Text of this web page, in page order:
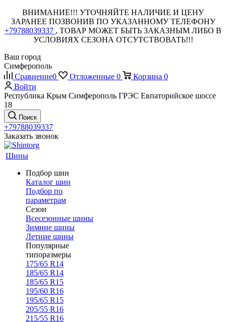
ВНИМАНИЕ!!! УТОЧНЯЙТЕ НАЛИЧИЕ И ЦЕНУ
ЗАРАНЕЕ ПОЗВОНИВ ПО УКАЗАННОМУ ТЕЛЕФОНУ
+79788039337 , ТОВАР МОЖЕТ БЫТЬ ЗАКАЗНЫМ ЛИБО В
УСЛОВИЯХ СЕЗОНА ОТСУТСТВОВАТЬ!!!
Ваш город
Симферополь
Сравнение0 Отложенные 0 Корзина 0
Войти
Республика Крым Симферополь ГРЭС Евпаторийское шоссе
18
Поиск
+79788039337
Заказать звонок
Шины
Подбор шин
Каталог шин
Подбор по
параметрам
Сезон
Всесезонные шины
Зимние шины
Летние шины
Популярные
типоразмеры
175/65 R14
185/65 R14
185/65 R15
195/60 R16
195/65 R15
205/55 R16
215/55 R16